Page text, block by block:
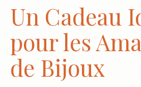
Un Cadeau
pour les
de Bijoux